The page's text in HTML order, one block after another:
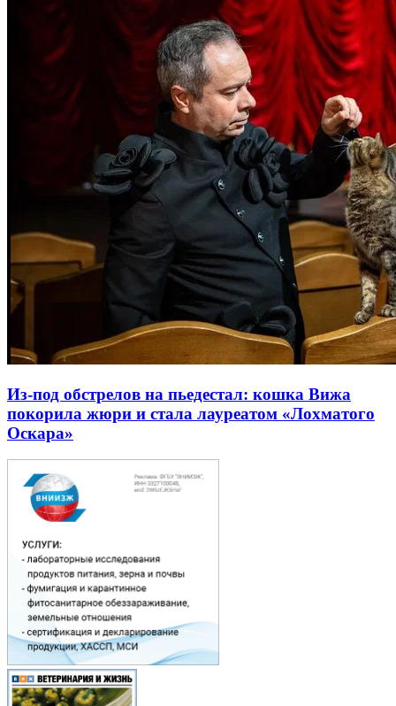
Из-под обстрелов на пьедестал: кошка Вижа
покорила жюри и стала лауреатом «Лохматого
Оскара»